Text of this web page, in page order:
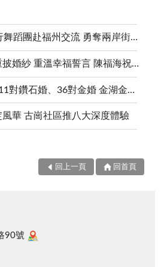
KDC金門流行舞蹈團赴福州交流 勇奪兩岸街舞賽三等獎
金鑽婚夫妻重披婚紗 重溫幸福誓言 陳福海祝福牽手半世紀 情深相守成典範
5對白金婚、11對鑽石婚、36對金婚 金湖金沙夫妻共享榮耀時刻 陳福海表揚金鑽婚夫妻 向半世紀相守家庭典範致敬
風華 古崗社區推八大深度體驗
回上一頁 回首頁
90號